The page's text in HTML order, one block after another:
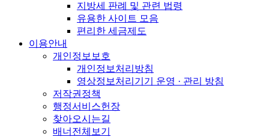
지방세 판례 및 관련 법령
유용한 사이트 모음
편리한 세금제도
이용안내
개인정보보호
개인정보처리방침
영상정보처리기기 운영 · 관리 방침
저작권정책
행정서비스헌장
찾아오시는길
배너전체보기